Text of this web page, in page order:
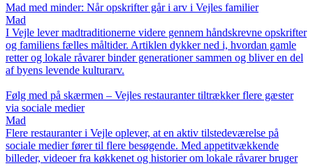
Mad med minder: Når opskrifter går i arv i Vejles familier
Mad
I Vejle lever madtraditionerne videre gennem håndskrevne opskrifter
og familiens fælles måltider. Artiklen dykker ned i, hvordan gamle
retter og lokale råvarer binder generationer sammen og bliver en del
af byens levende kulturarv.
Følg med på skærmen – Vejles restauranter tiltrækker flere gæster
via sociale medier
Mad
Flere restauranter i Vejle oplever, at en aktiv tilstedeværelse på
sociale medier fører til flere besøgende. Med appetitvækkende
billeder, videoer fra køkkenet og historier om lokale råvarer bruger